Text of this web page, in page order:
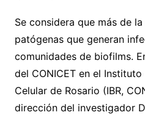
Se considera que más de
patógenas que generan
comunidades de biofilms.
del CONICET en el
Celular de Rosario (IBR,
dirección del investigador